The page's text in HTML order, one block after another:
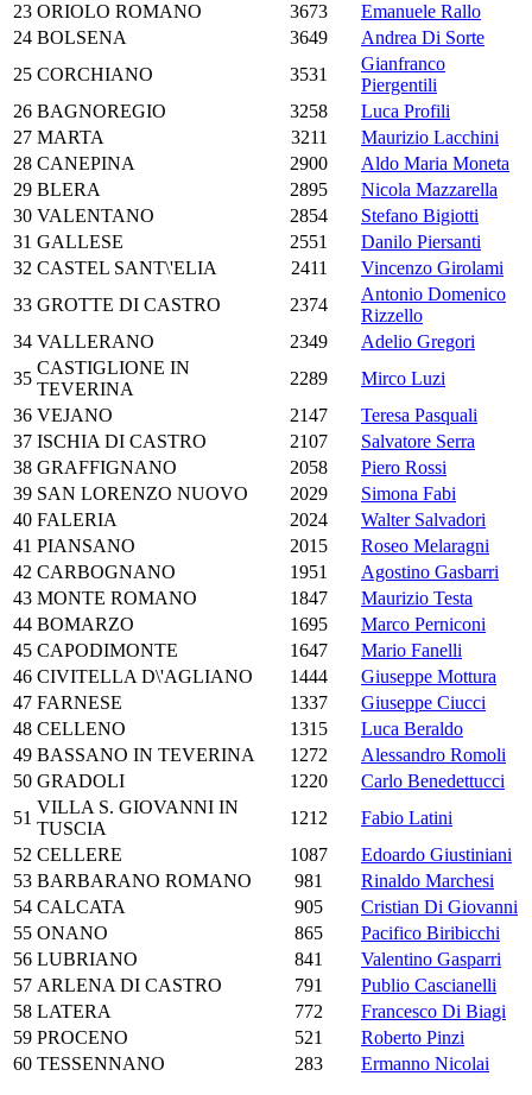
23 ORIOLO ROMANO 3673
Emanuele Rallo
24 BOLSENA 3649
Andrea Di Sorte
25 CORCHIANO 3531
Gianfranco
Piergentili
26 BAGNOREGIO 3258
Luca Profili
27 MARTA 3211
Maurizio Lacchini
28 CANEPINA 2900
Aldo Maria Moneta
29 BLERA 2895
Nicola Mazzarella
30 VALENTANO 2854
Stefano Bigiotti
31 GALLESE 2551
Danilo Piersanti
32 CASTEL SANT\'ELIA 2411
Vincenzo Girolami
33 GROTTE DI CASTRO 2374
Antonio Domenico
Rizzello
34 VALLERANO 2349
Adelio Gregori
35
CASTIGLIONE IN
TEVERINA
2289
Mirco Luzi
36 VEJANO 2147
Teresa Pasquali
37 ISCHIA DI CASTRO 2107
Salvatore Serra
38 GRAFFIGNANO 2058
Piero Rossi
39 SAN LORENZO NUOVO 2029
Simona Fabi
40 FALERIA 2024
Walter Salvadori
41 PIANSANO 2015
Roseo Melaragni
42 CARBOGNANO 1951
Agostino Gasbarri
43 MONTE ROMANO 1847
Maurizio Testa
44 BOMARZO 1695
Marco Perniconi
45 CAPODIMONTE 1647
Mario Fanelli
46 CIVITELLA D\'AGLIANO 1444
Giuseppe Mottura
47 FARNESE 1337
Giuseppe Ciucci
48 CELLENO 1315
Luca Beraldo
49 BASSANO IN TEVERINA 1272
Alessandro Romoli
50 GRADOLI 1220
Carlo Benedettucci
51
VILLA S. GIOVANNI IN
TUSCIA
1212
Fabio Latini
52 CELLERE 1087
Edoardo Giustiniani
53 BARBARANO ROMANO 981
Rinaldo Marchesi
54 CALCATA 905
Cristian Di Giovanni
55 ONANO 865
Pacifico Biribicchi
56 LUBRIANO 841
Valentino Gasparri
57 ARLENA DI CASTRO 791
Publio Cascianelli
58 LATERA 772
Francesco Di Biagi
59 PROCENO 521
Roberto Pinzi
60 TESSENNANO 283 Ermanno Nicolai